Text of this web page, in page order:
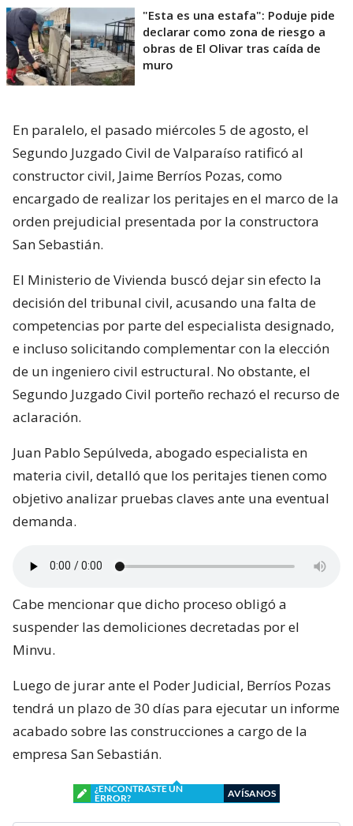
"Esta es una estafa": Poduje pide
declarar como zona de riesgo a
obras de El Olivar tras caída de
muro
En paralelo, el pasado miércoles 5 de agosto, el
Segundo Juzgado Civil de Valparaíso ratificó al
constructor civil, Jaime Berríos Pozas, como
encargado de realizar los peritajes en el marco de la
orden prejudicial presentada por la constructora
San Sebastián.
El Ministerio de Vivienda buscó dejar sin efecto la
decisión del tribunal civil, acusando una falta de
competencias por parte del especialista designado,
e incluso solicitando complementar con la elección
de un ingeniero civil estructural. No obstante, el
Segundo Juzgado Civil porteño rechazó el recurso de
aclaración.
Juan Pablo Sepúlveda, abogado especialista en
materia civil, detalló que los peritajes tienen como
objetivo analizar pruebas claves ante una eventual
demanda.
Cabe mencionar que dicho proceso obligó a
suspender las demoliciones decretadas por el
Minvu.
Luego de jurar ante el Poder Judicial, Berríos Pozas
tendrá un plazo de 30 días para ejecutar un informe
acabado sobre las construcciones a cargo de la
empresa San Sebastián.
¿ENCONTRASTE UN
ERROR?
AVÍSANOS